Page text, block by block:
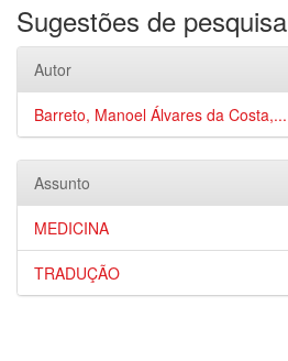
Sugestões de pesquisa
Autor
Barreto, Manoel Álvares da Costa,...
Assunto
MEDICINA
TRADUÇÃO